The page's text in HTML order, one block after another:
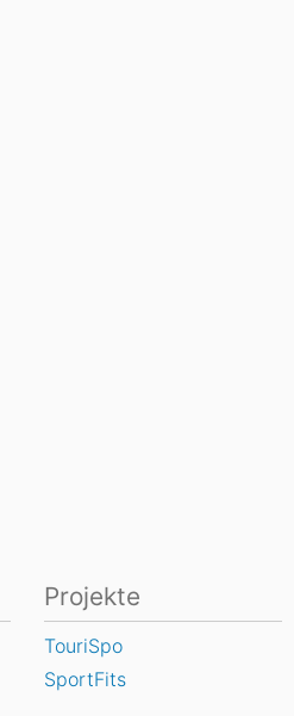
Projekte
TouriSpo
SportFits